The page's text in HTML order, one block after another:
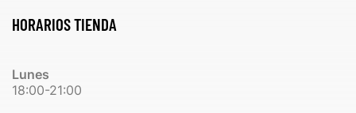
HORARIOS TIENDA
Lunes
18:00-21:00